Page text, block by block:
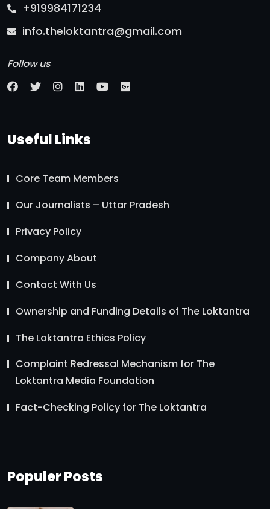
+919984171234
info.theloktantra@gmail.com
Follow us
Useful Links
Core Team Members
Our Journalists – Uttar Pradesh
Privacy Policy
Company About
Contact With Us
Ownership and Funding Details of The Loktantra
The Loktantra Ethics Policy
Complaint Redressal Mechanism for The
Loktantra Media Foundation
Fact-Checking Policy for The Loktantra
Populer Posts